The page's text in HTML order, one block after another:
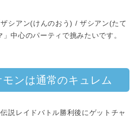
シアン(けんのおう) / ザシアン(たて
中心のパーティで挑みたいです。
モンは通常のキュレム
説レイドバトル勝利後にゲットチャ